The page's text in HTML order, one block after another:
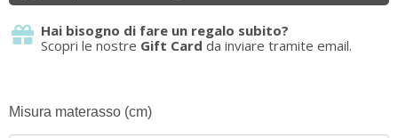
Hai bisogno di fare un regalo subito?
Scopri le nostre Gift Card da inviare tramite email.
Misura materasso (cm)